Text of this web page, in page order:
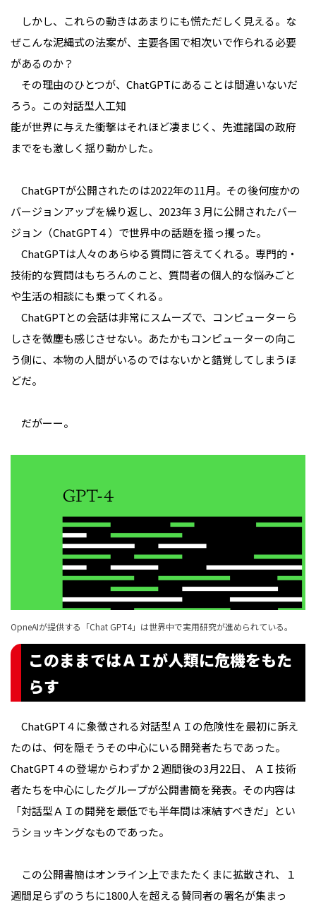
しかし、これらの動きはあまりにも慌ただしく見える。な
ぜこんな泥縄式の法案が、主要各国で相次いで作られる必要
があるのか？
その理由のひとつが、ChatGPTにあることは間違いないだ
ろう。この対話型人工知
能が世界に与えた衝撃はそれほど凄まじく、先進諸国の政府
までをも激しく揺り動かした。
ChatGPTが公開されたのは2022年の11月。その後何度かの
バージョンアップを繰り返し、2023年３月に公開されたバー
ジョン（ChatGPT４）で世界中の話題を掻っ攫った。
ChatGPTは人々のあらゆる質問に答えてくれる。専門的・
技術的な質問はもちろんのこと、質問者の個人的な悩みごと
や生活の相談にも乗ってくれる。
ChatGPTとの会話は非常にスムーズで、コンピューターら
しさを微塵も感じさせない。あたかもコンピューターの向こ
う側に、本物の人間がいるのではないかと錯覚してしまうほ
どだ。
だがーー。
OpneAIが提供する「Chat GPT4」は世界中で実用研究が進められている。
このままではＡＩが人類に危機をもた
らす
ChatGPT４に象徴される対話型ＡＩの危険性を最初に訴え
たのは、何を隠そうその中心にいる開発者たちであった。
ChatGPT４の登場からわずか２週間後の3月22日、 ＡＩ技術
者たちを中心にしたグループが公開書簡を発表。その内容は
「対話型ＡＩの開発を最低でも半年間は凍結すべきだ」とい
うショッキングなものであった。
この公開書簡はオンライン上でまたたくまに拡散され、１
週間足らずのうちに1800人を超える賛同者の署名が集まっ